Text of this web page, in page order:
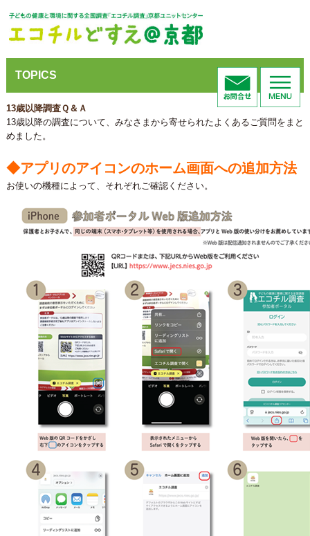
TOPICS
13歳以降調査Ｑ＆Ａ
13歳以降の調査について、みなさまから寄せられたよくあるご質問をまと
めました。
◆アプリのアイコンのホーム画面への追加方法
お使いの機種によって、それぞれご確認ください。